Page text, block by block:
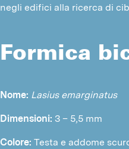
negli edifici alla ricerca di
Formica
Nome: Lasius emarginatus
Dimensioni: 3 – 5,5 mm
Colore: Testa e addome